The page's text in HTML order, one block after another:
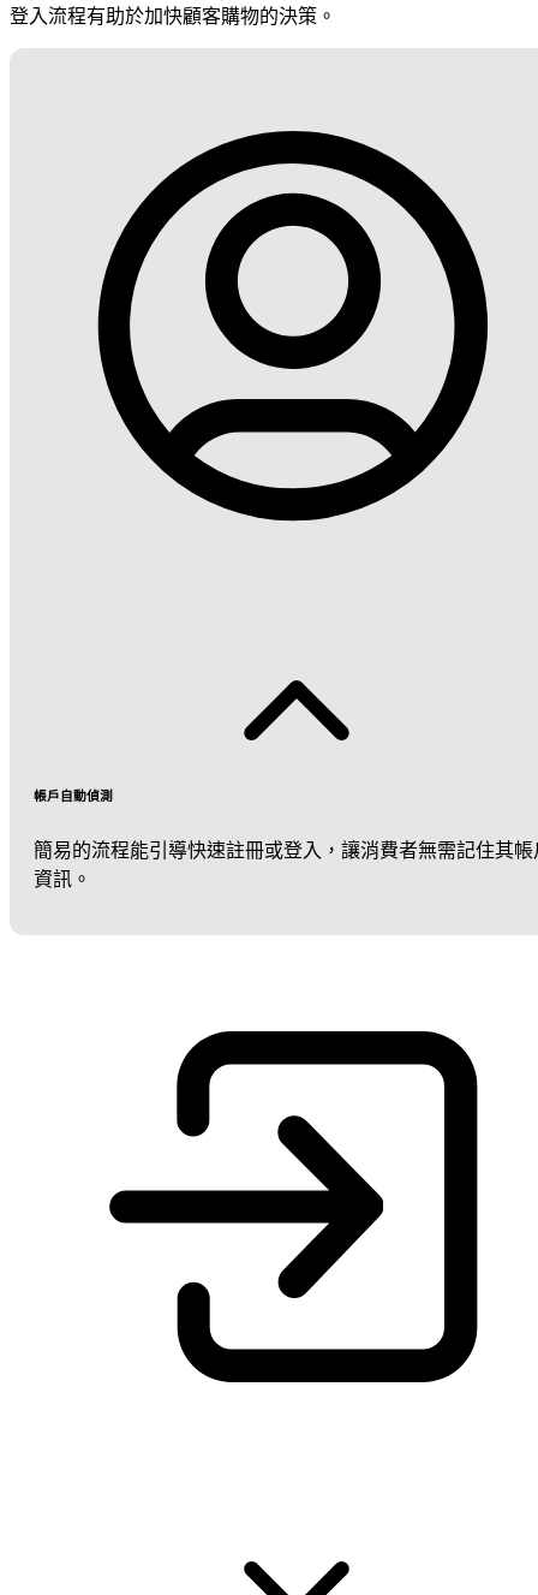
登入流程有助於加快顧客購物的決策。
帳戶自動偵測
簡易的流程能引導快速註冊或登入，讓消費者無需記住其帳
資訊。